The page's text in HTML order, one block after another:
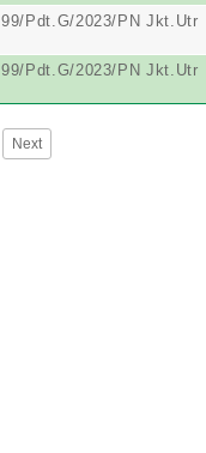
99/Pdt.G/2023/PN Jkt.Utr
99/Pdt.G/2023/PN Jkt.Utr
Next